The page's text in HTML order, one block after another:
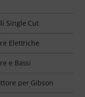
Single Cut
Elettriche
e Bassi
per Gibson